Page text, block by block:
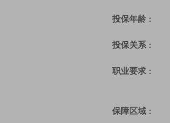
投保年龄 :
投保关系 :
职业要求 :
保障区域 :